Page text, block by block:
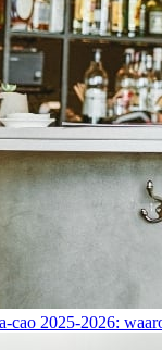
cao 2025-2026: